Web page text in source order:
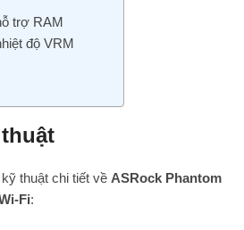
trợ RAM
độ VRM
thuật chi tiết về ASRock Phantom
Fi: